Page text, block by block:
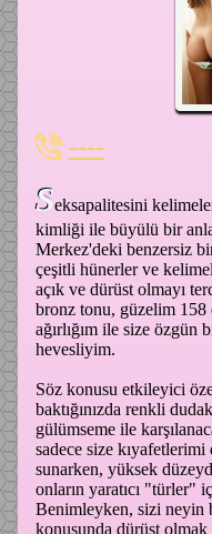
----
Seksapalitesini
kimliği ile büyülü bir
Merkez'deki benzersiz
çeşitli hünerler ve
açık ve dürüst olmayı
bronz tonu, güzelim
ağırlığım ile size özgün
hevesliyim.
Söz konusu etkileyici
baktığınızda renkli
gülümseme ile
sadece size
sunarken, yüksek
onların yaratıcı "türler"
Benimleyken, sizi neyin
konusunda dürüst olmak